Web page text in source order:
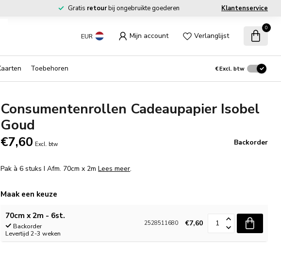
Gratis retourbij ongebruikte goederen Klantenservice
EUR Mijn account Verlanglijst
0
Toebehoren €Excl. btw
Consumentenrollen Cadeaupapier Isobel
Goud
€7,60 Excl. btw Backorder
Pak à 6 stuks I Afm. 70cm x 2mLees meer.
Maak een keuze
70cm x 2m - 6st.
Backorder
Levertijd 2-3 weken
2528511680 €7,60